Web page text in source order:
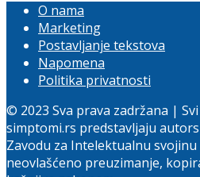
O nama
Marketing
Postavljanje tekstova
Napomena
Politika privatnosti
© 2023 Sva prava zadržana |
simptomi.rs predstavljaju
Zavodu za Intelektualnu svojinu
neovlašćeno preuzimanje,